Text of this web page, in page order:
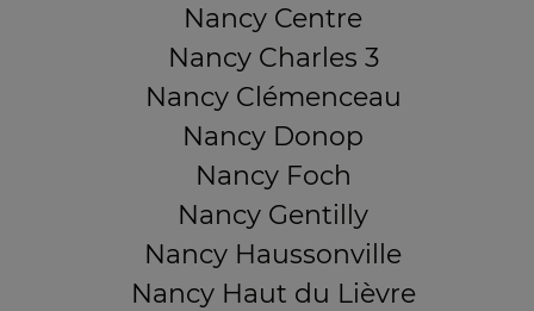
Nancy Centre
Nancy Charles 3
Nancy Clémenceau
Nancy Donop
Nancy Foch
Nancy Gentilly
Nancy Haussonville
Nancy Haut du Lièvre